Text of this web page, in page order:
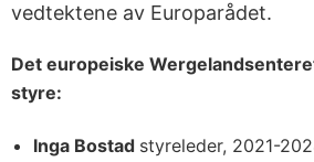
vedtektene av Europarådet.
Det europeiske
styre:
Inga Bostad styreleder, 2021-